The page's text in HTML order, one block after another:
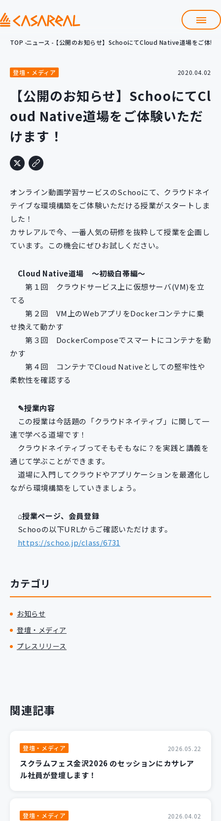
会社情報
サービス
プロダクト開発支援
クラウド導入支援 Git導入支援
システム構築支援
研修サービス
カスタマイズコース 教材購入
新規開発サービス
パッケージ開発
導入事例
イベント・セミナー
ニュース
採用情報
Contact
TOP ニュース 【公開のお知らせ】SchooにてCloud Native道場をご体験
登壇・メディア 2020.04.02
【公開のお知らせ】SchooにてCl
oud Native道場をご体験いただ
けます！
オンライン動画学習サービスのSchooにて、クラウドネイ
テイブな環境構築をご体験いただける授業がスタートしま
した！
カサレアルで今、一番人気の研修を抜粋して授業を企画し
ています。この機会にぜひお試しください。
Cloud Native道場 〜初級白帯編〜
第１回 クラウドサービス上に仮想サーバ(VM)を立
てる
第２回 VM上のWebアプリをDockerコンテナに乗
せ換えて動かす
第３回 DockerComposeでスマートにコンテナを動
かす
第４回 コンテナでCloud Nativeとしての堅牢性や
柔軟性を確認する
✎授業内容
この授業は今話題の「クラウドネイティブ」に関して一
連で学べる道場です！
クラウドネイティブってそもそもなに？を実践と講義を
通じて学ぶことができます。
道場に入門してクラウドやアプリケーションを最適化し
ながら環境構築をしていきましょう。
⌂授業ページ、会員登録
Schooの以下URLからご確認いただけます。
https://schoo.jp/class/6731
カテゴリ
お知らせ
登壇・メディア
プレスリリース
関連記事
登壇・メディア 2026.05.22
スクラムフェス金沢2026 のセッションにカサレア
ル社員が登壇します！
登壇・メディア 2026.04.02